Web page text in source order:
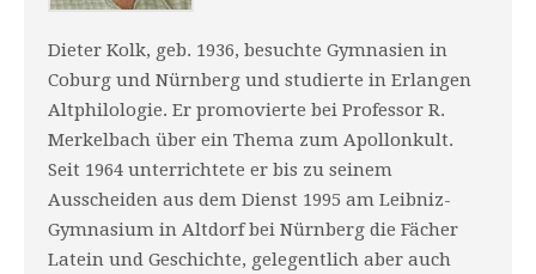
Dieter Kolk, geb. 1936, besuchte Gymnasien in
Coburg und Nürnberg und studierte in Erlangen
Altphilologie. Er promovierte bei Professor R.
Merkelbach über ein Thema zum Apollonkult.
Seit 1964 unterrichtete er bis zu seinem
Ausscheiden aus dem Dienst 1995 am Leibniz-
Gymnasium in Altdorf bei Nürnberg die Fächer
Latein und Geschichte, gelegentlich aber auch